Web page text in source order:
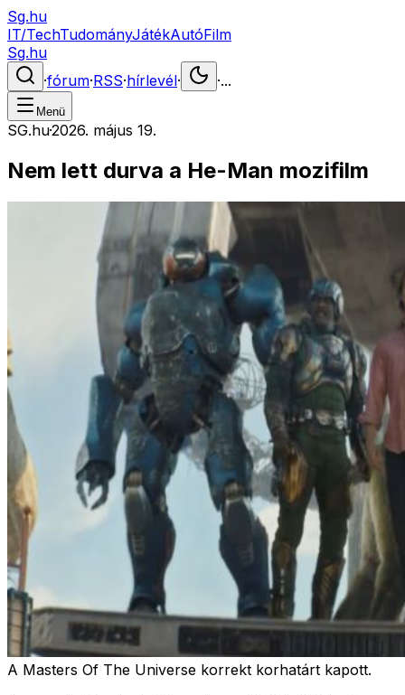
Sg.hu
IT/TechTudományJátékAutóFilm
Sg.hu
·fórum·RSS·hírlevél· ·...
Menü
SG.hu·2026. május 19.
Nem lett durva a He-Man mozifilm
A Masters Of The Universe korrekt korhatárt kapott.